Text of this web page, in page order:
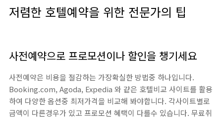
저렴한 호텔예약을 위한 전문가의 팁
사전예약으로 프로모션이나 할인을 챙기세요
사전예약은 비용을 절감하는 가장확실한 방법중 하나입니다.
Booking.com, Agoda, Expedia 와 같은 호텔비교 사이트를 활용
하여 다양한 옵션중 최저가격을 비교해 봐야합니다. 각사이트별로
금액이 다른경우가 있고 프로모션 혜택이 다를수 있습니다. 무료취